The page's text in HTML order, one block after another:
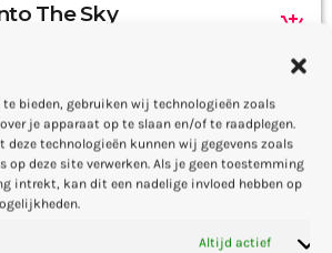
te bieden, gebruiken wij technologieën zoals
je apparaat op te slaan en/of te raadplegen.
deze technologieën kunnen wij gegevens zoals
op deze site verwerken. Als je geen toestemming
intrekt, kan dit een nadelige invloed hebben op
Altijd actief
The Sky add_shopping_cart
LEE
add_shopping_cart